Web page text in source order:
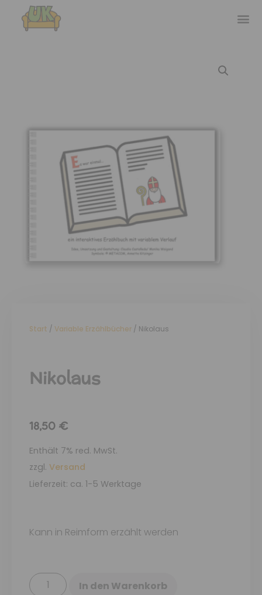
Start / Variable Erzählbücher / Nikolaus
Nikolaus
18,50 €
Enthält 7% red. MwSt.
zzgl. Versand
Lieferzeit: ca. 1-5 Werktage
Kann in Reimform erzählt werden
In den Warenkorb